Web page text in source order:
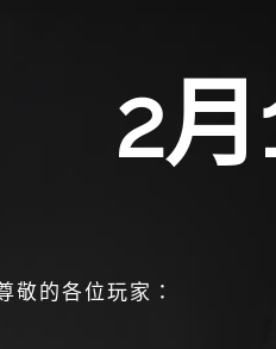
2
敬的各位玩家：